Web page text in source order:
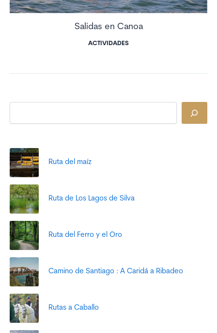
Salidas en Canoa
ACTIVIDADES
Ruta del maíz
Ruta de Los Lagos de Silva
Ruta del Ferro y el Oro
Camino de Santiago : A Caridá a Ribadeo
Rutas a Caballo